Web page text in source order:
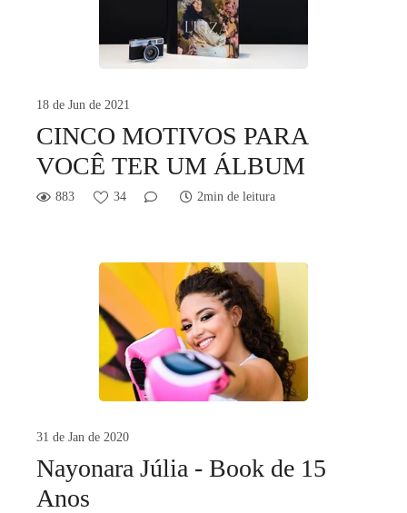
18 de Jun de 2021
CINCO MOTIVOS PARA
VOCÊ TER UM ÁLBUM
883 34 2min de leitura
31 de Jan de 2020
Nayonara Júlia - Book de 15
Anos